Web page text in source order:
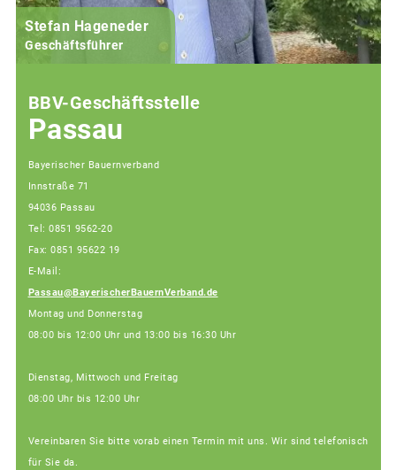
Stefan Hageneder
Geschäftsführer
BBV-Geschäftsstelle
Passau
Bayerischer Bauernverband
Innstraße 71
94036 Passau
Tel: 0851 9562-20
Fax: 0851 95622 19
E-Mail:
Passau@BayerischerBauernVerband.de
Montag und Donnerstag
08:00 bis 12:00 Uhr und 13:00 bis 16:30 Uhr
Dienstag, Mittwoch und Freitag
08:00 Uhr bis 12:00 Uhr
Vereinbaren Sie bitte vorab einen Termin mit uns. Wir sind telefonisch
für Sie da.